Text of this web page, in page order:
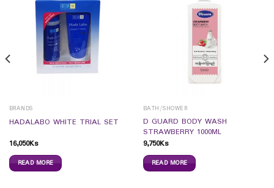
BRANDS
HADALABO WHITE TRIAL SET
16,050Ks
READ MORE
BATH/SHOWER
D GUARD BODY WASH
STRAWBERRY 1000ML
9,750Ks
READ MORE